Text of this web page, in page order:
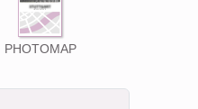
PHOTOMAP